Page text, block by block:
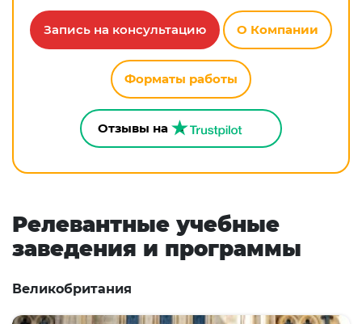
Запись на консультацию О Компании
Форматы работы
Отзывы на
Релевантные учебные
заведения и программы
Великобритания